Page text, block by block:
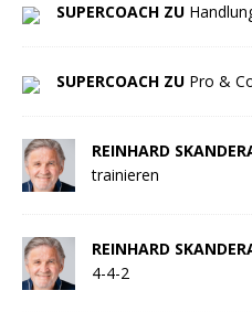
SUPERCOACH ZU
SUPERCOACH ZU Pro &
REINHARD
trainieren
REINHARD
4-4-2